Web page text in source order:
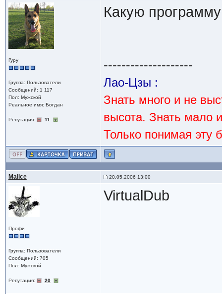
Гуру
Группа: Пользователи
Сообщений: 1 117
Пол: Мужской
Реальное имя: Богдан
Репутация: 11
Какую
--------------------
Лао-Цзы :
Знать много и не
высота. Знать мало
Только понимая эту
Malice 20.05.2006 13:00
Профи
Группа: Пользователи
Сообщений: 705
Пол: Мужской
Репутация: 20
VirtualDub